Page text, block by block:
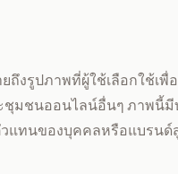
ถึงรูปภาพที่ผู้ใช้เลือกใช้เพื่
ชุมชนออนไลน์อื่นๆ ภาพนี้
แทนของบุคคลหรือแบรน